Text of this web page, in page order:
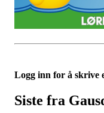
Logg inn for å skrive
Siste fra